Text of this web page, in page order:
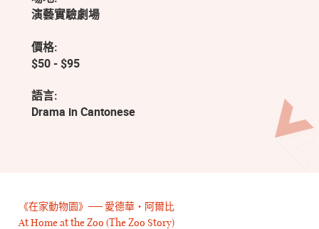
演藝實驗劇場
價格:
$50 - $95
語言:
Drama in Cantonese
《在家動物園》 ── 愛德華・阿爾比
At Home at the Zoo (The Zoo Story)